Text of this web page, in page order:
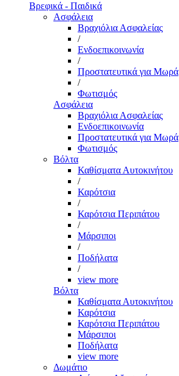
Βρεφικά - Παιδικά
Ασφάλεια
Βραχιόλια Ασφαλείας
/
Ενδοεπικοινωνία
/
Προστατευτικά για Μωρά
/
Φωτισμός
Ασφάλεια
Βραχιόλια Ασφαλείας
Ενδοεπικοινωνία
Προστατευτικά για Μωρά
Φωτισμός
Βόλτα
Καθίσματα Αυτοκινήτου
/
Καρότσια
/
Καρότσια Περιπάτου
/
Μάρσιποι
/
Ποδήλατα
/
view more
Βόλτα
Καθίσματα Αυτοκινήτου
Καρότσια
Καρότσια Περιπάτου
Μάρσιποι
Ποδήλατα
view more
Δωμάτιο